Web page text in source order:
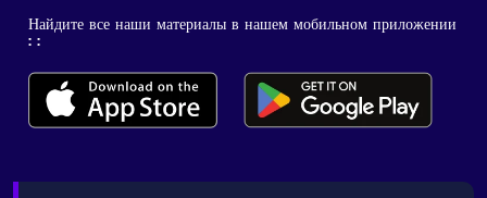
Найдите все наши материалы в нашем мобильном приложении
: :